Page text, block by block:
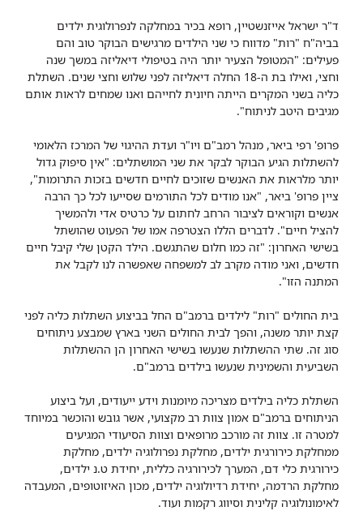
ד"ר ישראל אייזנשטיין, רופא בכיר במחלקה לנפרולוגית ילדים
בביה"ח "רות" מדווח כי שני הילדים מרגישים הבוקר טוב והם
פעילים: "המטופל הצעיר יותר היה בטיפולי דיאליזה במשך שנה
וחצי, ואילו בת ה-18 החלה דיאליזה לפני שלוש וחצי שנים. השתלת
כליה בשני המקרים הייתה חיונית לחייהם ואנו שמחים לראות אותם
מגיבים היטב לניתוח".
פרופ' רפי ביאר, מנהל רמב"ם ויו"ר ועדת ההיגוי של המרכז הלאומי
להשתלות הגיע הבוקר לבקר את שני המושתלים: "אין סיפוק גדול
יותר מלראות את האנשים שזוכים לחיים חדשים בזכות התרומות",
ציין פרופ' ביאר, "אנו מודים לכל התורמים שסייעו לכל כך הרבה
אנשים וקוראים לציבור הרחב לחתום על כרטיס אדי ולהמשיך
להציל חיים". לדברים הללו הצטרפה אמו של הפעוט שהושתל
בשישי האחרון: "זה כמו חלום שהתגשם. הילד הקטן שלי קיבל חיים
חדשים, ואני מודה מקרב לב למשפחה שאפשרה לנו לקבל את
המתנה הזו".
בית החולים "רות" לילדים ברמב"ם החל בביצוע השתלות כליה לפני
קצת יותר משנה, והפך לבית החולים השני בארץ שמבצע ניתוחים
סוג זה. שתי ההשתלות שנעשו בשישי האחרון הן ההשתלות
השביעית והשמינית שנעשו בילדים ברמב"ם.
השתלת כליה בילדים מצריכה מיומנות וידע ייעודים, ועל ביצוע
הניתוחים ברמב"ם אמון צוות רב מקצועי, אשר גובש והוכשר במיוחד
למטרה זו. צוות זה מורכב מרופאים וצוות הסיעודי המגיעים
ממחלקת כירורגית ילדים, מחלקת נפרולוגיה ילדים, מחלקת
כירורגית כלי דם, המערך לכירורגיה כללית, יחידת ט.נ ילדים,
מחלקת הרדמה, יחידת רדיולוגיה ילדים, מכון האיזוטופים, המעבדה
לאימונולוגיה קלינית וסיווג רקמות ועוד.